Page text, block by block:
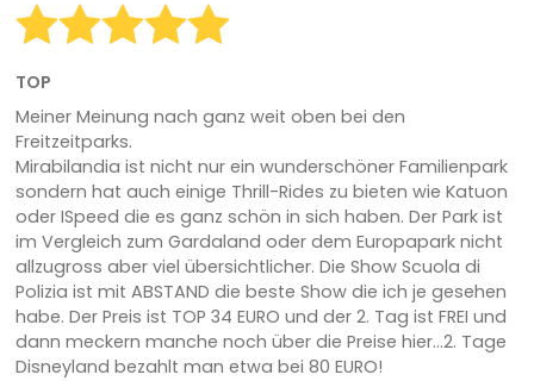
TOP
Meiner Meinung nach ganz weit oben bei den
Freitzeitparks.
Mirabilandia ist nicht nur ein wunderschöner Familienpark
sondern hat auch einige Thrill-Rides zu bieten wie Katuon
oder ISpeed die es ganz schön in sich haben. Der Park ist
im Vergleich zum Gardaland oder dem Europapark nicht
allzugross aber viel übersichtlicher. Die Show Scuola di
Polizia ist mit ABSTAND die beste Show die ich je gesehen
habe. Der Preis ist TOP 34 EURO und der 2. Tag ist FREI und
dann meckern manche noch über die Preise hier...2. Tage
Disneyland bezahlt man etwa bei 80 EURO!